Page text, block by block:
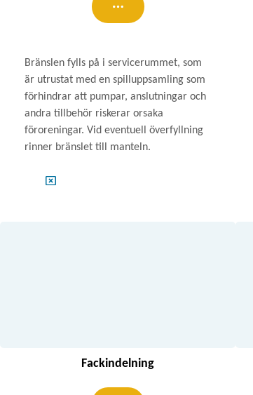
Bränslen fylls på i servicerummet, som
är utrustat med en spilluppsamling som
förhindrar att pumpar, anslutningar och
andra tillbehör riskerar orsaka
föroreningar. Vid eventuell överfyllning
rinner bränslet till manteln.
Fackindelning